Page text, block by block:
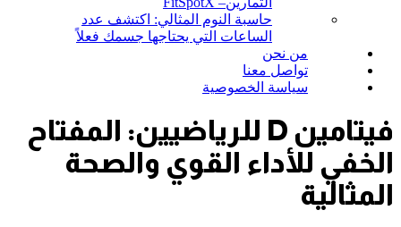
حاسبة النوم المثالي: اكتشف عدد
الساعات التي يحتاجها جسمك فعلاً
من نحن
تواصل معنا
سياسة الخصوصية
فيتامين D للرياضيين: المفتاح
الخفي للأداء القوي والصحة
المثالية